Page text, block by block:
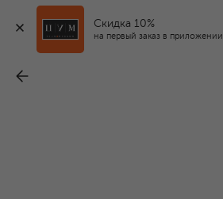
Скидка 10%
на первый заказ в приложении